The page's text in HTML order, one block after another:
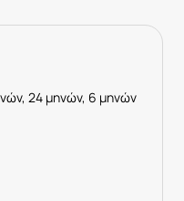
24 μηνών, 6 μηνών